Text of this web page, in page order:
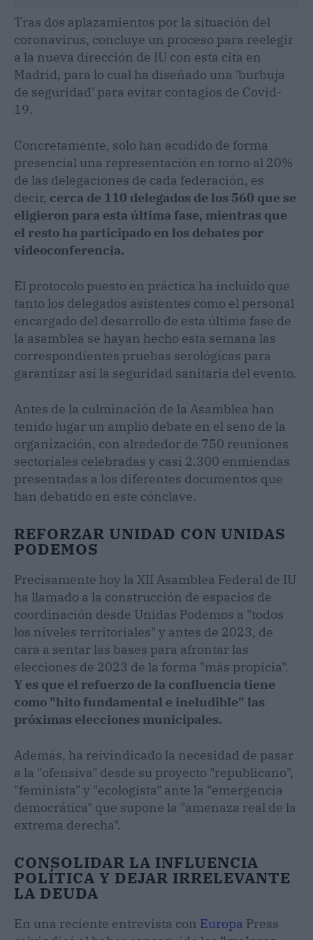
Tras dos aplazamientos por la situación del
coronavirus, concluye un proceso para reelegir
a la nueva dirección de IU con esta cita en
Madrid, para lo cual ha diseñado una 'burbuja
de seguridad' para evitar contagios de Covid-
19.
Concretamente, solo han acudido de forma
presencial una representación en torno al 20%
de las delegaciones de cada federación, es
decir, cerca de 110 delegados de los 560 que se
eligieron para esta última fase, mientras que
el resto ha participado en los debates por
videoconferencia.
El protocolo puesto en práctica ha incluido que
tanto los delegados asistentes como el personal
encargado del desarrollo de esta última fase de
la asamblea se hayan hecho esta semana las
correspondientes pruebas serológicas para
garantizar así la seguridad sanitaria del evento.
Antes de la culminación de la Asamblea han
tenido lugar un amplio debate en el seno de la
organización, con alrededor de 750 reuniones
sectoriales celebradas y casi 2.300 enmiendas
presentadas a los diferentes documentos que
han debatido en este cónclave.
REFORZAR UNIDAD CON UNIDAS
PODEMOS
Precisamente hoy la XII Asamblea Federal de IU
ha llamado a la construcción de espacios de
coordinación desde Unidas Podemos a "todos
los niveles territoriales" y antes de 2023, de
cara a sentar las bases para afrontar las
elecciones de 2023 de la forma "más propicia".
Y es que el refuerzo de la confluencia tiene
como "hito fundamental e ineludible" las
próximas elecciones municipales.
Además, ha reivindicado la necesidad de pasar
a la "ofensiva" desde su proyecto "republicano",
"feminista" y "ecologista" ante la "emergencia
democrática" que supone la "amenaza real de la
extrema derecha".
CONSOLIDAR LA INFLUENCIA
POLÍTICA Y DEJAR IRRELEVANTE
LA DEUDA
En una reciente entrevista con Europa Press